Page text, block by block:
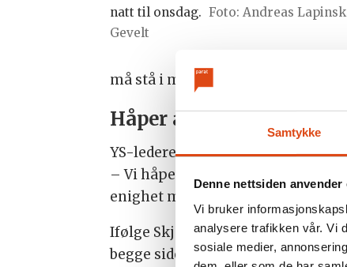
Samtykke
Denne nettsiden anvender
Vi bruker
analysere trafikken vår. Vi
sosiale medier,
natt til onsdag. Foto: Andreas
Gevelt
må stå i matkø når prisene øker,
Håper å unngå streik
YS-lederen understreker at
– Vi håper det ikke blir konflikt,
enighet med hjelp fra
Ifølge Skjæggerud er avstanden
begge sider.